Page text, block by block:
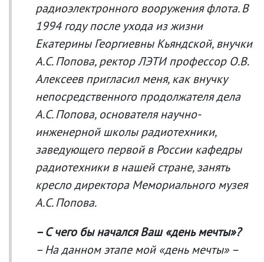
радиоэлектронного вооружения флота. В
1994 году после ухода из жизни
Екатерины Георгиевны Кьяндской, внучки
А.С. Попова, ректор ЛЭТИ профессор О.В.
Алексеев пригласил меня, как внучку
непосредственного продолжателя дела
А.С. Попова, основателя научно-
инженерной школы радиотехники,
заведующего первой в России кафедры
радиотехники в нашей стране, занять
кресло директора Мемориального музея
А.С. Попова.
– С чего бы начался Ваш «день мечты»?
– На данном этапе мой «день мечты» –